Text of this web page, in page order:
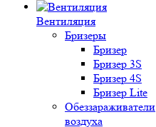
Вентиляция
Бризеры
Бризер
Бризер 3S
Бризер 4S
Бризер Lite
Обеззараживатели
воздуха